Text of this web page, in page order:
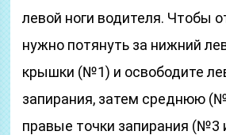
левой ноги водителя. Чтобы
нужно потянуть за нижний
крышки (№1) и освободите
запирания, затем среднюю
правые точки запирания (№3